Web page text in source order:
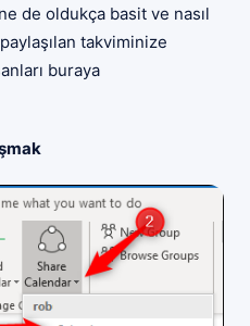
de oldukça basit ve nasıl
paylaşılan takviminize
buraya